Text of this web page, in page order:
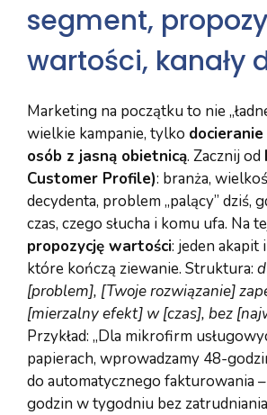
segment,
wartości, kanały
Marketing na początku to nie
wielkie kampanie, tylko
osób z jasną obietnicą. Zacznij od
Customer Profile): branża,
decydenta, problem „palący” dziś,
czas, czego słucha i komu ufa. Na
propozycję wartości: jeden akapit
które kończą ziewanie. Struktura:
[problem], [Twoje rozwiązanie]
[mierzalny efekt] w [czas], bez
Przykład: „Dla mikrofirm
papierach, wprowadzamy 48-
do automatycznego fakturowania –
godzin w tygodniu bez